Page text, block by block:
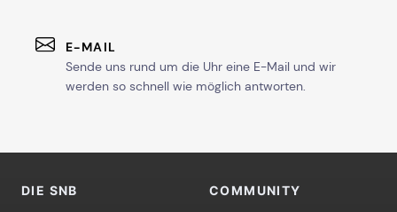
E-MAIL
Sende uns rund um die Uhr eine E-Mail und wir
werden so schnell wie möglich antworten.
DIE SNB COMMUNITY